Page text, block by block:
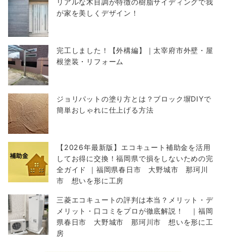
リアルな木目調が特徴の樹脂サイディングで我
が家を美しくデザイン！
完工しました！【外構編】｜太宰府市外壁・屋
根塗装・リフォーム
ジョリパットの塗り方とは？ブロック塀DIYで
簡単おしゃれに仕上げる方法
【2026年最新版】エコキュート補助金を活用
してお得に交換！福岡県で損をしないための完
全ガイド ｜福岡県春日市 大野城市 那珂川
市 想いを形に工房
三菱エコキュートの評判は本当？メリット・デ
メリット・口コミをプロが徹底解説！ ｜福岡
県春日市 大野城市 那珂川市 想いを形に工
房